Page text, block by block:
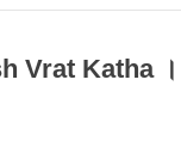
Vrat Katha ।